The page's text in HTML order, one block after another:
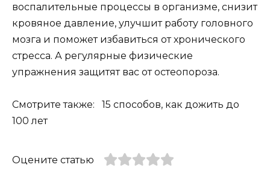
воспалительные процессы в организме, снизит
кровяное давление, улучшит работу головного
мозга и поможет избавиться от хронического
стресса. А регулярные физические
упражнения защитят вас от остеопороза.
Смотрите также: 15 способов, как дожить до
100 лет
Оцените статью